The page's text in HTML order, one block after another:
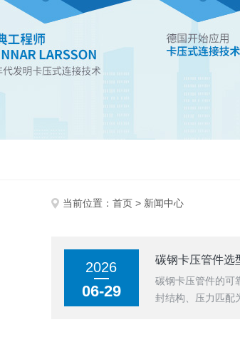
当前位置： 首页 > 新闻中心
2026
06-29
碳钢卡压管件选
碳钢卡压管件的可
封结构、压力匹配